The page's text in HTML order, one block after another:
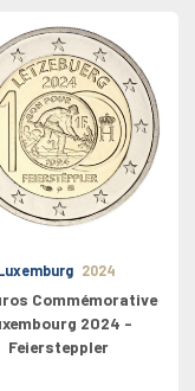
2024
Commémorative
2024 -
Feiersteppler